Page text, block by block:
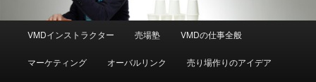
VMDインストラクター 売場塾 VMDの仕事全般
マーケティング オーバルリンク 売り場作りのアイデア